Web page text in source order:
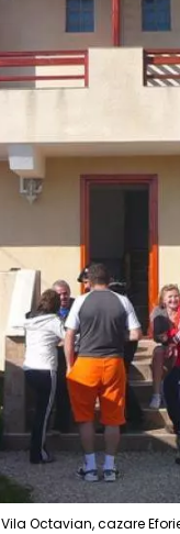
Vila Octavian, cazare